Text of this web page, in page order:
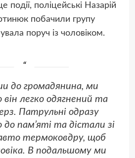
події, поліцейські Назарій
побачили групу
поруч із чоловіком.
до громадянина, ми
легко одягнений та
Патрульні одразу
до пам’яті та дістали зі
термоковдру, щоб
В подальшому ми